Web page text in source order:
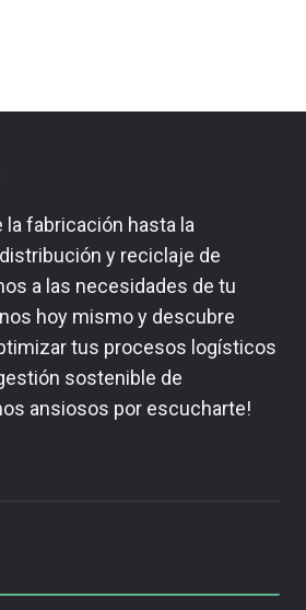
fabricación hasta la
y reciclaje de
a las necesidades de tu
hoy mismo y descubre
tus procesos logísticos
sostenible de
ansiosos por escucharte!